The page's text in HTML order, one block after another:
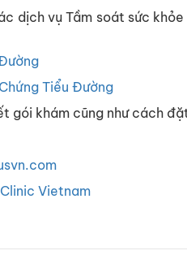
dịch vụ Tầm soát sức khỏe
Chứng Tiểu Đường
gói khám cũng như cách
Vietnam